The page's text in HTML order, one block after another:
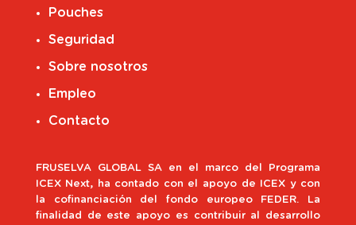
Pouches
Seguridad
Sobre nosotros
Empleo
Contacto
FRUSELVA GLOBAL SA en el marco del Programa
ICEX Next, ha contado con el apoyo de ICEX y con
la cofinanciación del fondo europeo FEDER. La
finalidad de este apoyo es contribuir al desarrollo